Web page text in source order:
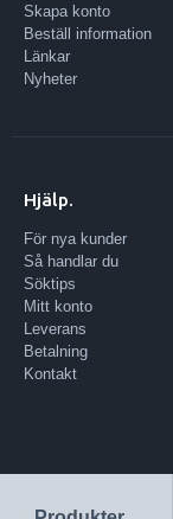
Skapa konto
Beställ information
Länkar
Nyheter
Hjälp.
För nya kunder
Så handlar du
Söktips
Mitt konto
Leverans
Betalning
Kontakt